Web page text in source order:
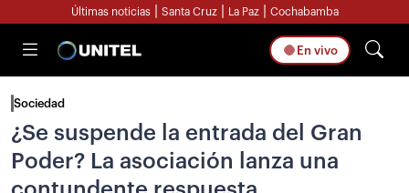
Últimas noticias Santa Cruz La Paz Cochabamba
En vivo
Sociedad
¿Se suspende la entrada del Gran
Poder? La asociación lanza una